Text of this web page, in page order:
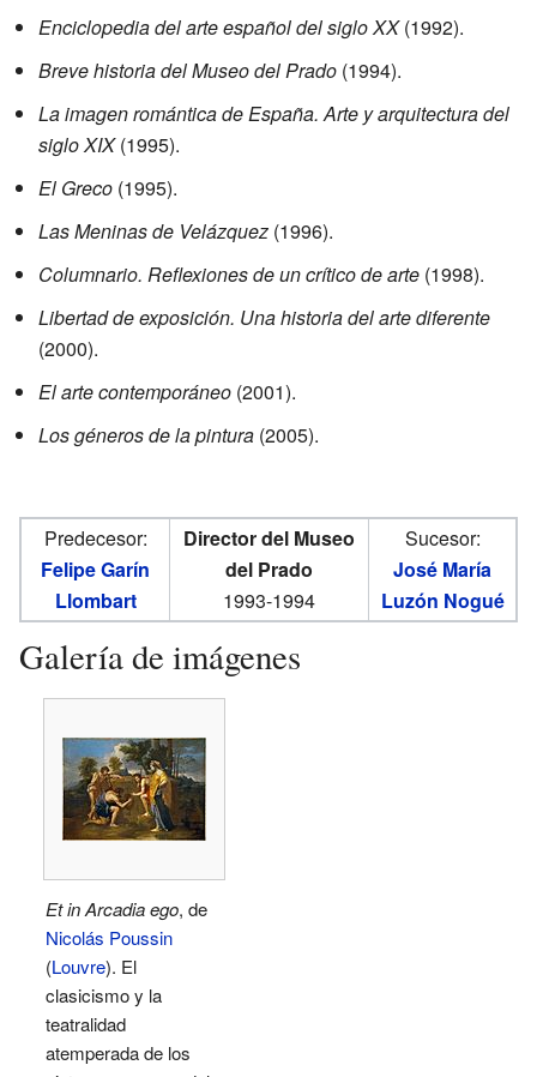
Enciclopedia del arte español del siglo XX(1992).
Breve historia del Museo del Prado (1994).
La imagen romántica de España. Arte y arquitectura del
siglo XIX(1995).
El Greco (1995).
Las Meninas de Velázquez (1996).
Columnario. Reflexiones de un crítico de arte (1998).
Libertad de exposición. Una historia del arte diferente
(2000).
El arte contemporáneo (2001).
Los géneros de la pintura (2005).
Predecesor:
Felipe Garín
Llombart
Director del Museo
del Prado
1993-1994
Sucesor:
José María
Luzón Nogué
Galería de imágenes
Et in Arcadia ego, de
Nicolás Poussin
(Louvre). El
clasicismo y la
teatralidad
atemperada de los